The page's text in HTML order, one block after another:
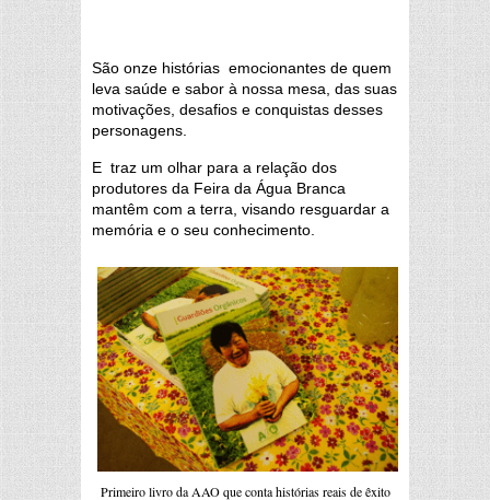
São onze histórias emocionantes de quem
leva saúde e sabor à nossa mesa, das suas
motivações, desafios e conquistas desses
personagens.
E traz um olhar para a relação dos
produtores da Feira da Água Branca
mantêm com a terra, visando resguardar a
memória e o seu conhecimento.
Primeiro livro da AAO que conta histórias reais de êxito